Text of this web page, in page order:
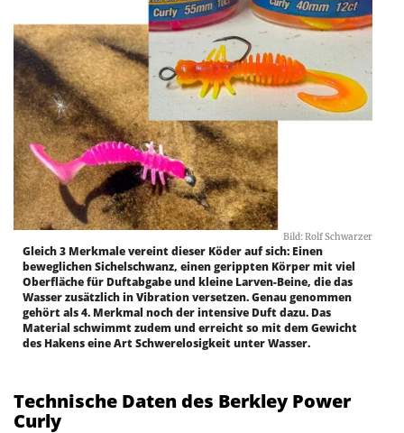
Bild: Rolf Schwarzer
Gleich 3 Merkmale vereint dieser Köder auf sich: Einen
beweglichen Sichelschwanz, einen gerippten Körper mit viel
Oberfläche für Duftabgabe und kleine Larven-Beine, die das
Wasser zusätzlich in Vibration versetzen. Genau genommen
gehört als 4. Merkmal noch der intensive Duft dazu. Das
Material schwimmt zudem und erreicht so mit dem Gewicht
des Hakens eine Art Schwerelosigkeit unter Wasser.
Technische Daten des Berkley Power
Curly